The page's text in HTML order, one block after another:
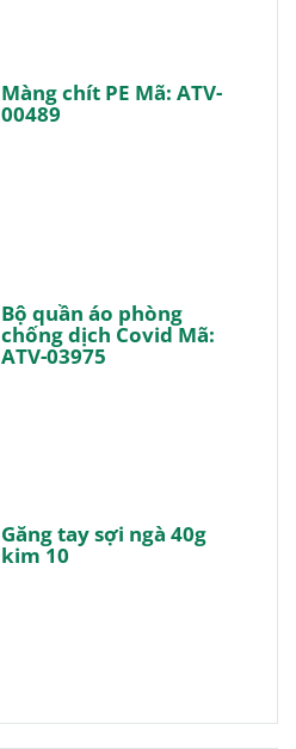
Màng chít PE Mã: ATV-
00489
Bộ quần áo phòng
chống dịch Covid Mã:
ATV-03975
Găng tay sợi ngà 40g
kim 10